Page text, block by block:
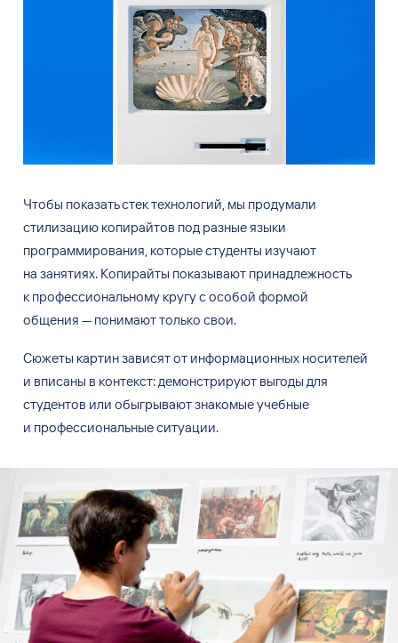
Чтобы показать стек технологий, мы продумали
стилизацию копирайтов под разные языки
программирования, которые студенты изучают
на занятиях. Копирайты показывают принадлежность
к профессиональному кругу с особой формой
общения — понимают только свои.
Сюжеты картин зависят от информационных носителей
и вписаны в контекст: демонстрируют выгоды для
студентов или обыгрывают знакомые учебные
и профессиональные ситуации.